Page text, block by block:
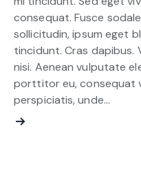
consequat. Fusce
sollicitudin, ipsum eget
tincidunt. Cras dapibus.
nisi. Aenean vulputate
porttitor eu, consequat
perspiciatis, unde…